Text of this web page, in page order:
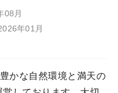
08月
年01月
かな自然環境と満天の